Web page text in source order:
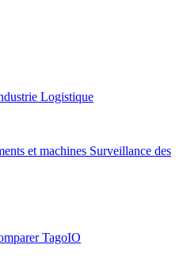
Logistique
et machines Surveillance des
TagoIO